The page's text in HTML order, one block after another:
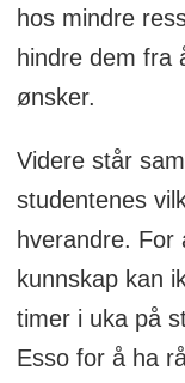
hos mindre
hindre dem fra
ønsker.
Videre står
studentenes
hverandre. For
kunnskap kan
timer i uka på
Esso for å ha